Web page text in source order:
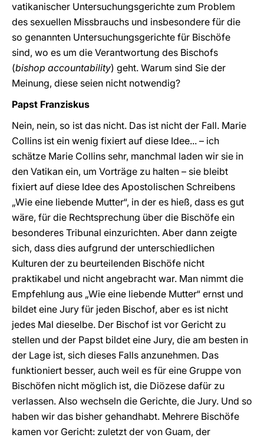
vatikanischer Untersuchungsgerichte zum Problem
des sexuellen Missbrauchs und insbesondere für die
so genannten Untersuchungsgerichte für Bischöfe
sind, wo es um die Verantwortung des Bischofs
(bishop accountability) geht. Warum sind Sie der
Meinung, diese seien nicht notwendig?
Papst Franziskus
Nein, nein, so ist das nicht. Das ist nicht der Fall. Marie
Collins ist ein wenig fixiert auf diese Idee... – ich
schätze Marie Collins sehr, manchmal laden wir sie in
den Vatikan ein, um Vorträge zu halten – sie bleibt
fixiert auf diese Idee des Apostolischen Schreibens
„Wie eine liebende Mutter“, in der es hieß, dass es gut
wäre, für die Rechtsprechung über die Bischöfe ein
besonderes Tribunal einzurichten. Aber dann zeigte
sich, dass dies aufgrund der unterschiedlichen
Kulturen der zu beurteilenden Bischöfe nicht
praktikabel und nicht angebracht war. Man nimmt die
Empfehlung aus „Wie eine liebende Mutter“ ernst und
bildet eine Jury für jeden Bischof, aber es ist nicht
jedes Mal dieselbe. Der Bischof ist vor Gericht zu
stellen und der Papst bildet eine Jury, die am besten in
der Lage ist, sich dieses Falls anzunehmen. Das
funktioniert besser, auch weil es für eine Gruppe von
Bischöfen nicht möglich ist, die Diözese dafür zu
verlassen. Also wechseln die Gerichte, die Jury. Und so
haben wir das bisher gehandhabt. Mehrere Bischöfe
kamen vor Gericht: zuletzt der von Guam, der